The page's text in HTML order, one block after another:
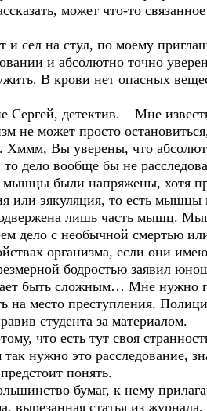
может что-то
и сел на стул, по моему
и абсолютно точно
В крови нет опасных
Сергей, детектив. – Мне
не может просто
Хммм, Вы уверены, что
дело вообще бы не
мышцы были напряжены, хотя
или эякуляция, то есть
лишь часть мышц.
дело с необычной смертью
организма, если они
бодростью заявил
быть сложным… Мне нужно
на место преступления.
студента за материалом.
что есть тут своя
нужно это расследование,
понять.
бумаг, к нему
вырезанная статья из